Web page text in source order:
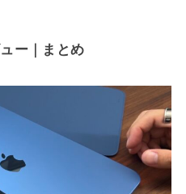
ー｜まとめ